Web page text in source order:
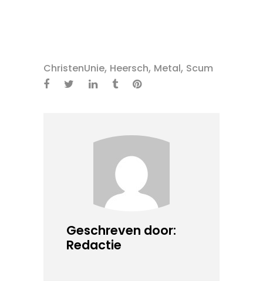
ChristenUnie, Heersch, Metal, Scum
Geschreven door:
Redactie